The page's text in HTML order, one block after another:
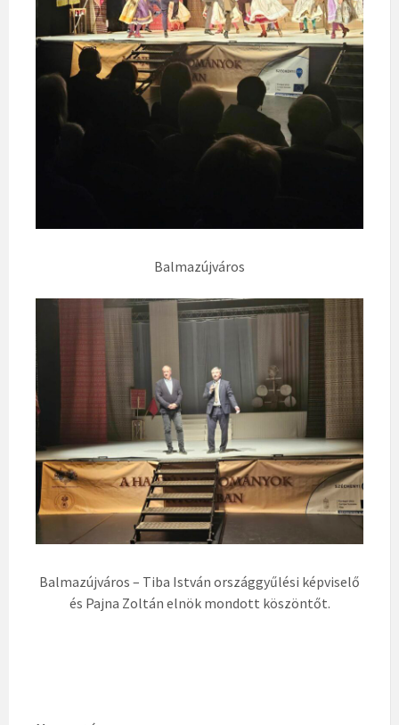
Balmazújváros
Balmazújváros – Tiba István országgyűlési képviselő
és Pajna Zoltán elnök mondott köszöntőt.